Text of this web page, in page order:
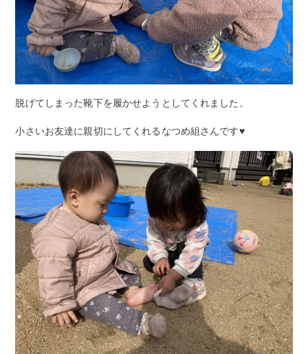
脱げてしまった靴下を履かせようとしてくれました。
小さいお友達に親切にしてくれるなつめ組さんです♥️